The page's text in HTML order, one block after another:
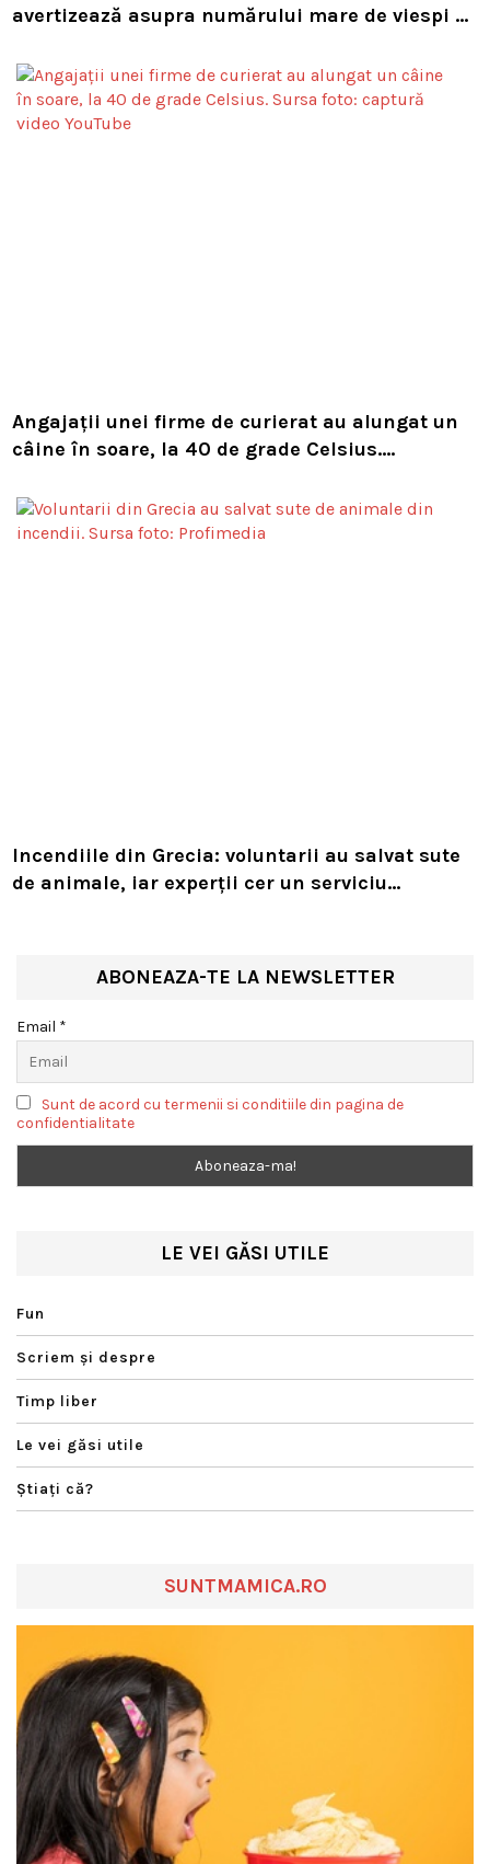
avertizează asupra numărului mare de viespi de
Angajații unei firme de curierat au alungat un
câine în soare, la 40 de grade Celsius.
Incendiile din Grecia: voluntarii au salvat sute
de animale, iar experții cer un serviciu
ABONEAZA-TE LA NEWSLETTER
Email *
Sunt de acord cu termenii si conditiile din pagina de
confidentialitate
LE VEI GĂSI UTILE
Fun
Scriem şi despre
Timp liber
Le vei găsi utile
Ştiaţi că?
SUNTMAMICA.RO